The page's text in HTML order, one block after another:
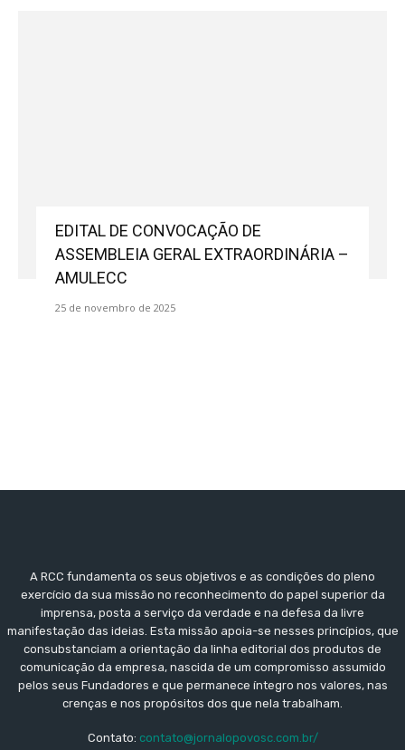
EDITAL DE CONVOCAÇÃO DE
ASSEMBLEIA GERAL EXTRAORDINÁRIA –
AMULECC
25 de novembro de 2025
A RCC fundamenta os seus objetivos e as condições do pleno
exercício da sua missão no reconhecimento do papel superior da
imprensa, posta a serviço da verdade e na defesa da livre
manifestação das ideias. Esta missão apoia-se nesses princípios, que
consubstanciam a orientação da linha editorial dos produtos de
comunicação da empresa, nascida de um compromisso assumido
pelos seus Fundadores e que permanece íntegro nos valores, nas
crenças e nos propósitos dos que nela trabalham.
Contato: contato@jornalopovosc.com.br/